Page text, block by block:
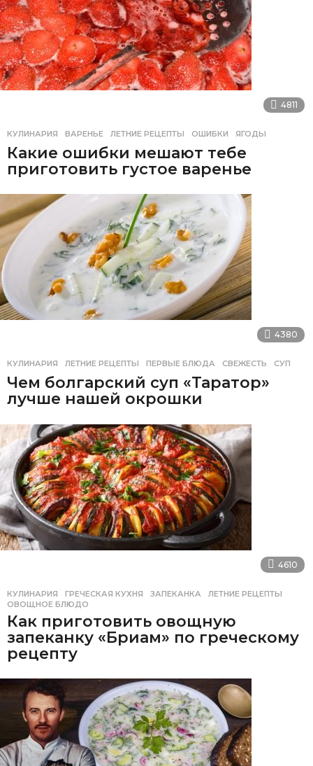
4811
КУЛИНАРИЯ ВАРЕНЬЕ ,ЛЕТНИЕ РЕЦЕПТЫ ,ОШИБКИ ,ЯГОДЫ
Какие ошибки мешают тебе
приготовить густое варенье
4380
КУЛИНАРИЯ ЛЕТНИЕ РЕЦЕПТЫ ,ПЕРВЫЕ БЛЮДА ,СВЕЖЕСТЬ ,СУП
Чем болгарский суп «Таратор»
лучше нашей окрошки
4610
КУЛИНАРИЯ ГРЕЧЕСКАЯ КУХНЯ ,ЗАПЕКАНКА ,ЛЕТНИЕ РЕЦЕПТЫ
ОВОЩНОЕ БЛЮДО
Как приготовить овощную
запеканку «Бриам» по греческому
рецепту